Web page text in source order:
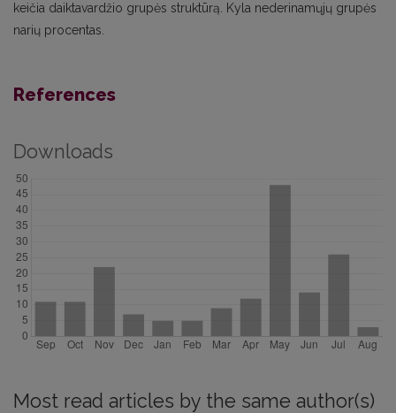
keičia daiktavardžio grupės struktūrą. Kyla nederinamųjų grupės
narių procentas.
References
Downloads
Most read articles by the same author(s)